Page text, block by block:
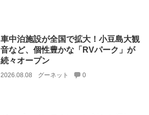
車中泊施設が全国で拡大！小豆島大観
音など、個性豊かな「RVパーク」が
続々オープン
2026.08.08 グーネット 0